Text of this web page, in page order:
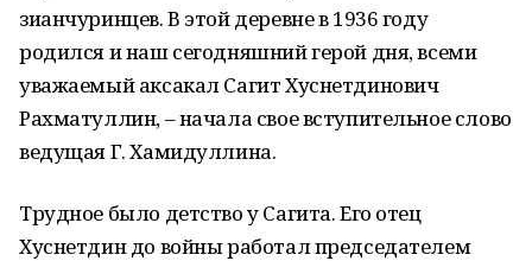
зианчуринцев. В этой деревне в 1936 году
родился и наш сегодняшний герой дня, всеми
уважаемый аксакал Сагит Хуснетдинович
Рахматуллин, – начала свое вступительное слово
ведущая Г. Хамидуллина.
Трудное было детство у Сагита. Его отец
Хуснетдин до войны работал председателем